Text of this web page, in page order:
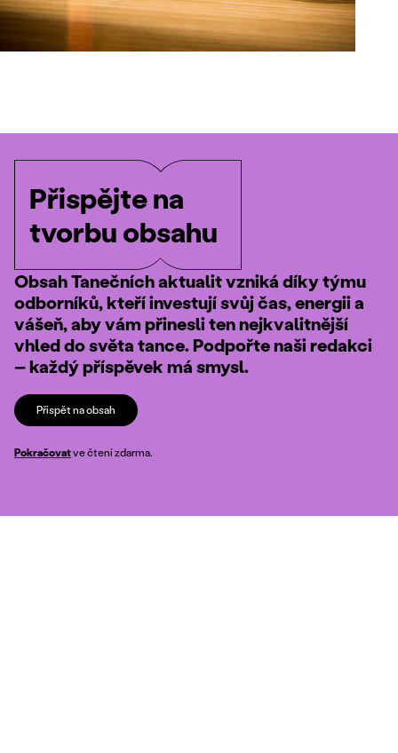
Přispějte na
tvorbu obsahu
Obsah Tanečních aktualit vzniká díky týmu
odborníků, kteří investují svůj čas, energii a
vášeň, aby vám přinesli ten nejkvalitnější
vhled do světa tance. Podpořte naši redakci
– každý příspěvek má smysl.
Přispět na obsah
Pokračovatve čtení zdarma.